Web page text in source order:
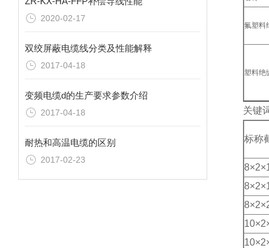
2020-02-17
双绞屏蔽电缆线分类及性能解释
2017-04-18
变频电缆d的生产要求参数介绍
2017-04-18
耐热和高温电缆的区别
2017-02-23
氟塑料
塑料绝
关键
标称